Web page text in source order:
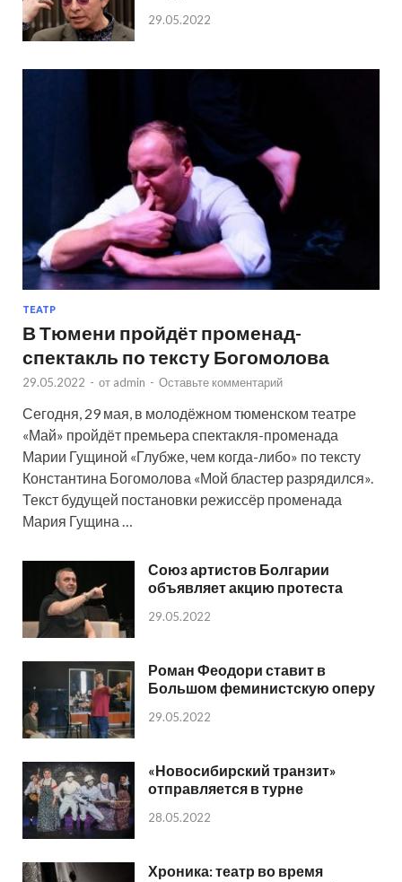
29.05.2022
ТЕАТР
В Тюмени пройдёт променад-
спектакль по тексту Богомолова
29.05.2022 - от admin - Оставьте комментарий
Сегодня, 29 мая, в молодёжном тюменском театре
«Май» пройдёт премьера спектакля-променада
Марии Гущиной «Глубже, чем когда-либо» по тексту
Константина Богомолова «Мой бластер разрядился».
Текст будущей постановки режиссёр променада
Мария Гущина …
Союз артистов Болгарии
объявляет акцию протеста
29.05.2022
Роман Феодори ставит в
Большом феминистскую оперу
29.05.2022
«Новосибирский транзит»
отправляется в турне
28.05.2022
Хроника: театр во время